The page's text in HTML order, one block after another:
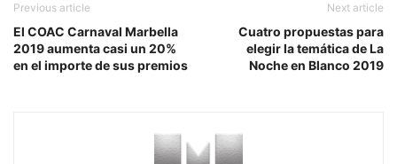
Previous article
El COAC Carnaval Marbella
2019 aumenta casi un 20%
en el importe de sus premios
Next article
Cuatro propuestas para
elegir la temática de La
Noche en Blanco 2019